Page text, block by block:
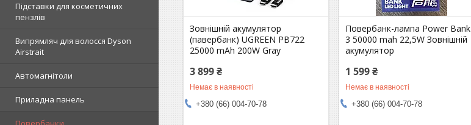
Підставки для косметичних
пензлів
Випрямляч для волосся Dyson
Airstrait
Автомагнітоли
Приладна панель
Зовнішній акумулятор
(павербанк) UGREEN PB722
25000 mAh 200W Gray
3 899 ₴
Немає в наявності
+380 (66) 004-70-78
Повербанк-лампа Power Bank
3 50000 mah 22,5W Зовнішній
акумулятор
1 599 ₴
Немає в наявності
+380 (66) 004-70-78